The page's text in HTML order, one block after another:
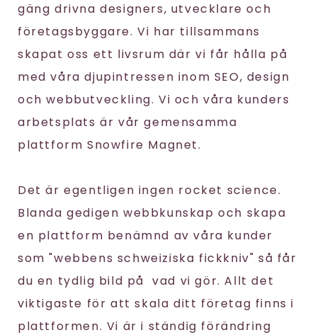
gäng drivna designers, utvecklare och
företagsbyggare. Vi har tillsammans
skapat oss ett livsrum där vi får hålla på
med våra djupintressen inom SEO, design
och webbutveckling. Vi och våra kunders
arbetsplats är vår gemensamma
plattform Snowfire Magnet.
Det är egentligen ingen rocket science.
Blanda gedigen webbkunskap och skapa
en plattform benämnd av våra kunder
som "webbens schweiziska fickkniv" så får
du en tydlig bild på vad vi gör. Allt det
viktigaste för att skala ditt företag finns i
plattformen. Vi är i ständig förändring